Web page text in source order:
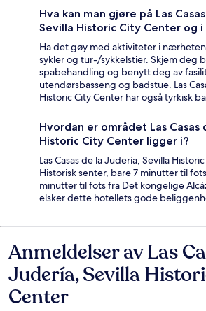
Hva kan man gjøre på Las
Sevilla Historic City Center og
Ha det gøy med aktiviteter i
sykler og tur-/sykkelstier. Skjem deg
spabehandling og benytt deg av
utendørsbasseng og badstue. Las
Historic City Center har også tyrkisk
Hvordan er området Las Casas
Historic City Center ligger i?
Las Casas de la Judería, Sevilla
Historisk senter, bare 7 minutter til
minutter til fots fra Det kongelige
elsker dette hotellets gode
Anmeldelser
Anmeldelser av Las
Judería, Sevilla
Center